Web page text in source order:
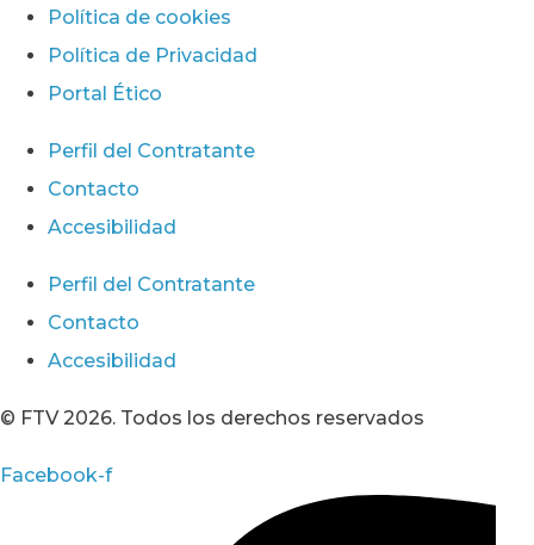
Política de cookies
Política de Privacidad
Portal Ético
Perfil del Contratante
Contacto
Accesibilidad
Perfil del Contratante
Contacto
Accesibilidad
© FTV 2026. Todos los derechos reservados
Facebook-f